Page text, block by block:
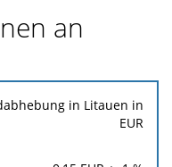
an
in Litauen in
EUR